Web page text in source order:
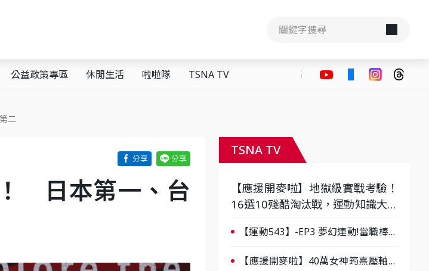
公益政策專區 休閒生活 啦啦隊 TSNA TV
二
日本第一、台
TSNA TV
【應援開麥啦】地獄級實戰考驗！
16選10殘酷淘汰戰，運動知識大會
【運動543】-EP3 夢幻連動!當職棒傳
【應援開麥啦】40萬女神筠熹壓軸！